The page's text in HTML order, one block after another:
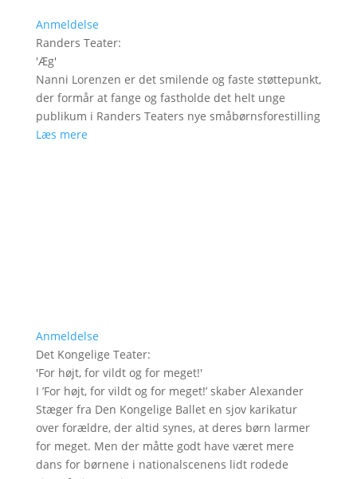
Anmeldelse
Randers Teater:
'Æg'
Nanni Lorenzen er det smilende og faste støttepunkt,
der formår at fange og fastholde det helt unge
publikum i Randers Teaters nye småbørnsforestilling
Læs mere
Anmeldelse
Det Kongelige Teater:
'For højt, for vildt og for meget!'
I ’For højt, for vildt og for meget!’ skaber Alexander
Stæger fra Den Kongelige Ballet en sjov karikatur
over forældre, der altid synes, at deres børn larmer
for meget. Men der måtte godt have været mere
dans for børnene i nationalscenens lidt rodede